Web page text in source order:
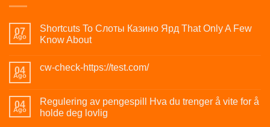
07
Ago
Shortcuts To Слоты Казино Ярд That Only A Few
Know About
04
Ago
cw-check-https://test.com/
04
Ago
Regulering av pengespill Hva du trenger å vite for å
holde deg lovlig